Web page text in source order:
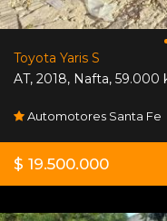
Toyota Yaris S
AT, 2018, Nafta, 59.000
Automotores Santa Fe
$ 19.500.000